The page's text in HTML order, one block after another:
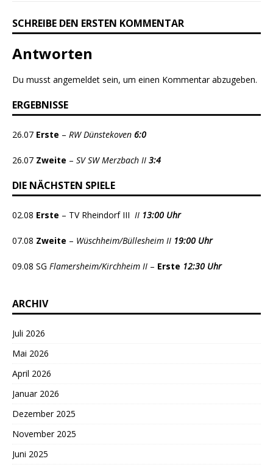
SCHREIBE DEN ERSTEN KOMMENTAR
Antworten
Du musst angemeldet sein, um einen Kommentar abzugeben.
ERGEBNISSE
26.07 Erste – RW Dünstekoven 6:0
26.07 Zweite – SV SW Merzbach II 3:4
DIE NÄCHSTEN SPIELE
02.08 Erste – TV Rheindorf III II 13:00 Uhr
07.08 Zweite – Wüschheim/Büllesheim II 19:00 Uhr
09.08 SG Flamersheim/Kirchheim II – Erste 12:30 Uhr
ARCHIV
Juli 2026
Mai 2026
April 2026
Januar 2026
Dezember 2025
November 2025
Juni 2025